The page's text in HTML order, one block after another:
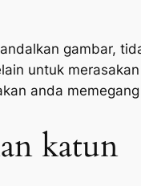
gambar,
untuk
anda
katun